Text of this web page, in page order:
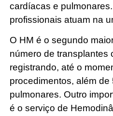
cardíacas e
profissionais atuam na
O HM é o segundo
número de transplantes
registrando, até o
procedimentos, além de
pulmonares. Outro
é o serviço de